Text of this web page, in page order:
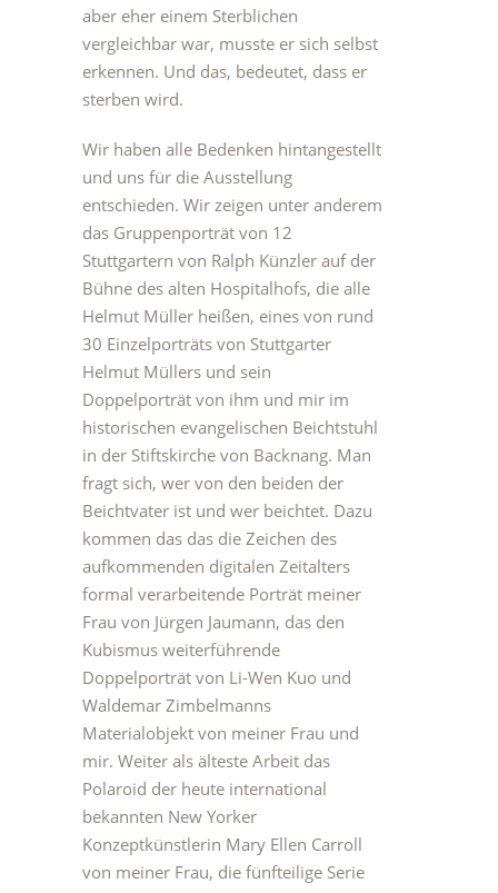
aber eher einem Sterblichen
vergleichbar war, musste er sich selbst
erkennen. Und das, bedeutet, dass er
sterben wird.
Wir haben alle Bedenken hintangestellt
und uns für die Ausstellung
entschieden. Wir zeigen unter anderem
das Gruppenporträt von 12
Stuttgartern von Ralph Künzler auf der
Bühne des alten Hospitalhofs, die alle
Helmut Müller heißen, eines von rund
30 Einzelporträts von Stuttgarter
Helmut Müllers und sein
Doppelporträt von ihm und mir im
historischen evangelischen Beichtstuhl
in der Stiftskirche von Backnang. Man
fragt sich, wer von den beiden der
Beichtvater ist und wer beichtet. Dazu
kommen das das die Zeichen des
aufkommenden digitalen Zeitalters
formal verarbeitende Porträt meiner
Frau von Jürgen Jaumann, das den
Kubismus weiterführende
Doppelporträt von Li-Wen Kuo und
Waldemar Zimbelmanns
Materialobjekt von meiner Frau und
mir. Weiter als älteste Arbeit das
Polaroid der heute international
bekannten New Yorker
Konzeptkünstlerin Mary Ellen Carroll
von meiner Frau, die fünfteilige Serie